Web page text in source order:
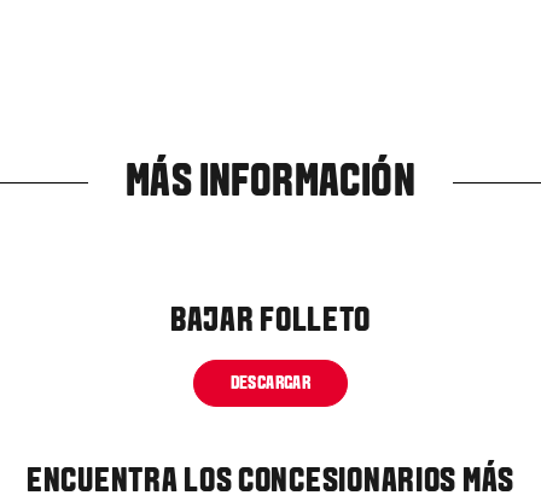
MÁS INFORMACIÓN
BAJAR FOLLETO
DESCARGAR
ENCUENTRA LOS CONCESIONARIOS MÁS